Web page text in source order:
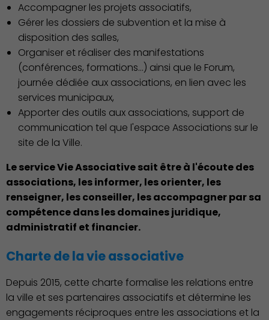
Action Sociale Solidarité
Environnement cadre de
vie
Accompagner les projets associatifs,
Gérer les dossiers de subvention et la mise à
disposition des salles,
Organiser et réaliser des manifestations
(conférences, formations…) ainsi que le Forum,
journée dédiée aux associations, en lien avec les
services municipaux,
Apporter des outils aux associations, support de
communication tel que l'espace Associations sur le
site de la Ville.
Le service Vie Associative sait être à l'écoute des
associations, les informer, les orienter, les
renseigner, les conseiller, les accompagner par sa
compétence dans les domaines juridique,
administratif et financier.
Charte de la vie associative
Depuis 2015, cette charte formalise les relations entre
la ville et ses partenaires associatifs et détermine les
engagements réciproques entre les associations et la